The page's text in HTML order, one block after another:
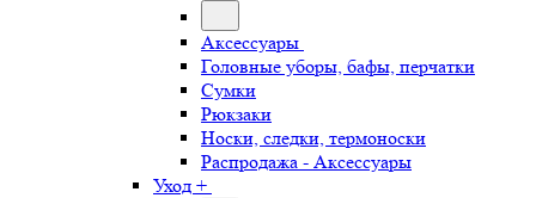
Аксессуары
Головные уборы, бафы, перчатки
Сумки
Рюкзаки
Носки, следки, термоноски
Распродажа - Аксессуары
Уход +